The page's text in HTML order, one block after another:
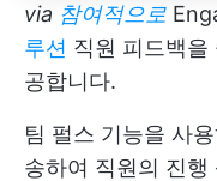
via 참여적으로
루션 직원 피드백을
공합니다.
팀 펄스 기능을 사
송하여 직원의 진행